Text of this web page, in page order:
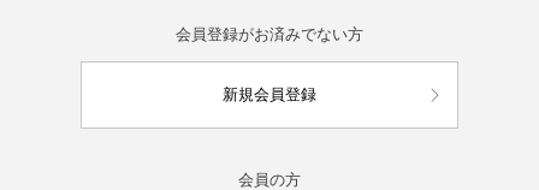
会員登録がお済みでない方
新規会員登録
会員の方